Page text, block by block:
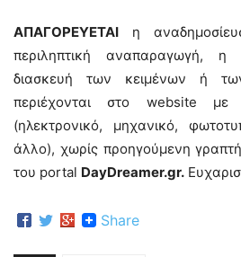
ΑΠΑΓΟΡΕΥΕΤΑΙ η
περιληπτική αναπαραγωγή,
διασκευή των κειμένων ή
περιέχονται στο website με
(ηλεκτρονικό, μηχανικό,
άλλο), χωρίς προηγούμενη γραπτή
του portal DayDreamer.gr.
Share